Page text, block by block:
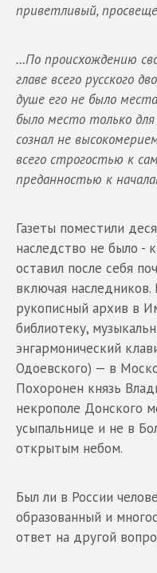
приветливый,
…По происхождению
главе всего русского
душе его не было
было место только
сознал не
всего строгостью к
преданностью к
Газеты поместили
наследство не было -
оставил после себя
включая
рукописный архив в
библиотеку,
энгармонический
Одоевского) — в
Похоронен князь
некрополе Донского
усыпальнице и не в
открытым небом.
Был ли в России
образованный и
ответ на другой